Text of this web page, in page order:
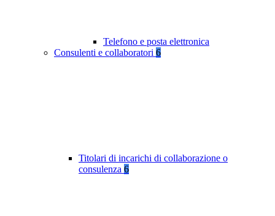
Telefono e posta elettronica
Consulenti e collaboratori 6
Titolari di incarichi di collaborazione o
consulenza 6